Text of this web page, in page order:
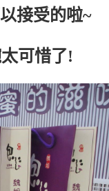
接受的啦~
可惜了!